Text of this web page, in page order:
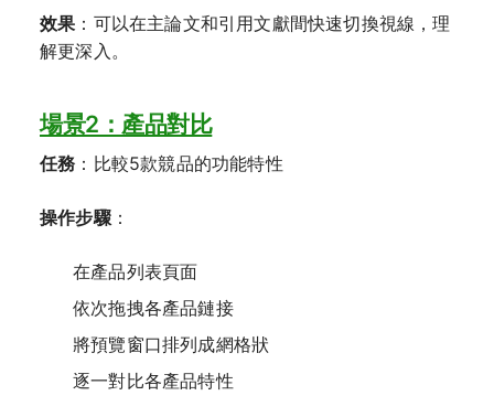
效果 ：可以在主論文和引用文獻間快速切換視線，理
解更深入。
場景2：產品對比
任務 ：比較5款競品的功能特性
操作步驟：
在產品列表頁面
依次拖拽各產品鏈接
將預覽窗口排列成網格狀
逐一對比各產品特性